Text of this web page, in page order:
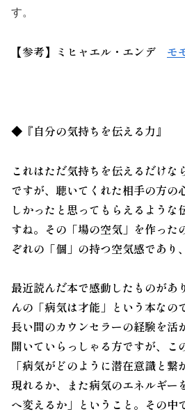
す。
【参考】 ミヒャエル・エンデ モ
◆『自分の気持ちを伝える力』
これはただ気持ちを伝えるだけな
ですが、聴いてくれた相手の方の
しかったと思ってもらえるような
すね。その「場の空気」を作った
ぞれの「個」の持つ空気感であり
最近読んだ本で感動したものがあ
んの「病気は才能」という本なの
長い間のカウンセラーの経験を活
開いていらっしゃる方ですが、こ
「病気がどのように潜在意識と
現れるか、また病気のエネルギー
へ変えるか」ということ。その中